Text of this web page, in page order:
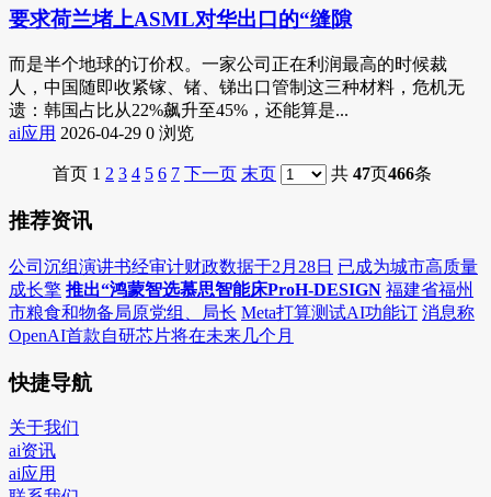
要求荷兰堵上ASML对华出口的“缝隙
而是半个地球的订价权。一家公司正在利润最高的时候裁
人，中国随即收紧镓、锗、锑出口管制这三种材料，危机无
遗：韩国占比从22%飙升至45%，还能算是...
ai应用 2026-04-29 0 浏览
首页 1 2 3 4 5 6 7 下一页 末页 共 47页466条
推荐资讯
公司沉组演讲书经审计财政数据于2月28日 已成为城市高质量
成长擎 推出“鸿蒙智选慕思智能床ProH-DESIGN 福建省福州
市粮食和物备局原党组、局长 Meta打算测试AI功能订 消息称
OpenAI首款自研芯片将在未来几个月
快捷导航
关于我们
ai资讯
ai应用